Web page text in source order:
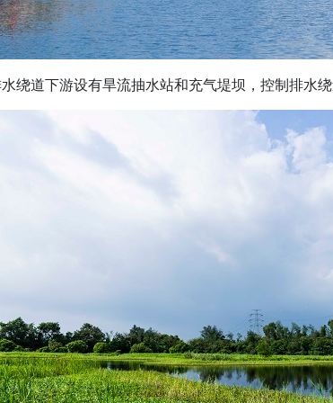
绕道下游设有旱流抽水站和充气堤坝，控制排水